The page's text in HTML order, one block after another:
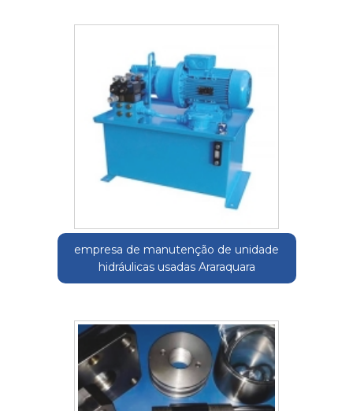
empresa de manutenção de unidade
hidráulicas usadas Araraquara